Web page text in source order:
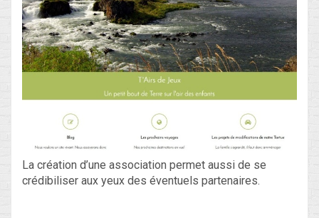
La création d’une association permet aussi de se
crédibiliser aux yeux des éventuels partenaires.